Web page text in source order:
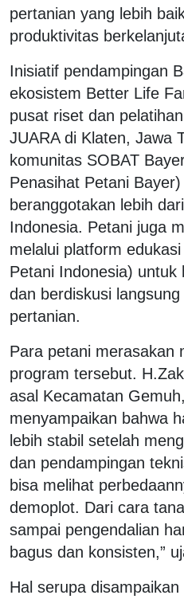
pertanian yang lebih
produktivitas
Inisiatif pendampingan
ekosistem Better Life
pusat riset dan
JUARA di Klaten, Jawa
komunitas SOBAT
Penasihat Petani
beranggotakan lebih
Indonesia. Petani juga
melalui platform
Petani Indonesia) untuk
dan berdiskusi
pertanian.
Para petani merasakan
program tersebut.
asal Kecamatan
menyampaikan bahwa
lebih stabil setelah
dan pendampingan
bisa melihat
demoplot. Dari cara
sampai pengendalian
bagus dan konsisten,”
Hal serupa